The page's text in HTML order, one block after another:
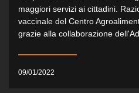
maggiori servizi ai cittadini.
vaccinale del Centro
grazie alla collaborazione
09/01/2022